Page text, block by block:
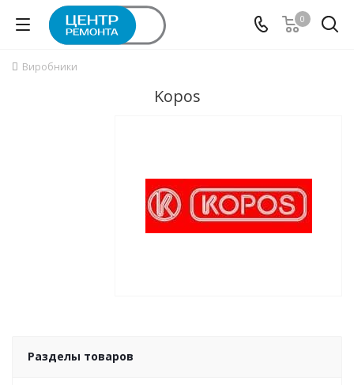
0
Виробники
Kopos
Разделы товаров